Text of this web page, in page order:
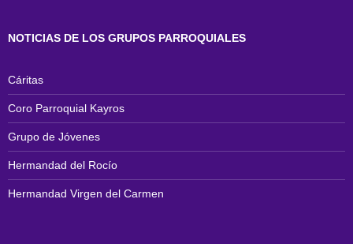
NOTICIAS DE LOS GRUPOS PARROQUIALES
Cáritas
Coro Parroquial Kayros
Grupo de Jóvenes
Hermandad del Rocío
Hermandad Virgen del Carmen